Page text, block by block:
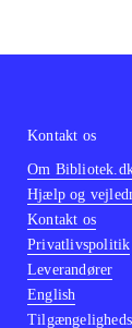
Kontakt os
Om
Hjælp og
Kontakt os
Privatlivspolitik
Leverandører
English